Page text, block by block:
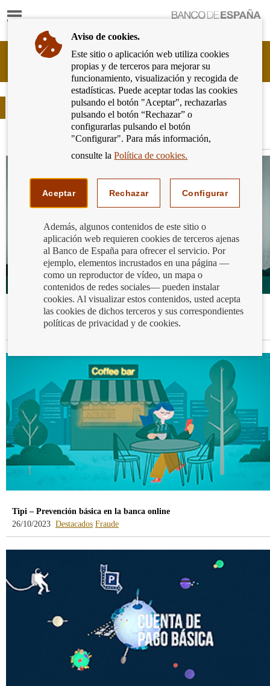
Mostrar
Ir
página
de
inicio
del
Banco
de
España
Cliente
Bancario
Banco
España
Eurosistema,
Tipi y las finanzas inclusivas
26/10/2023Cuentas y depósitos Destacados Hipotecas
Tipi – Prevención básica en la banca online
26/10/2023 Destacados Fraude
Aviso de cookies.
Este sitio o aplicación web utiliza cookies
propias y de terceros para mejorar su
funcionamiento, visualización y recogida de
estadísticas. Puede aceptar todas las cookies
pulsando el botón "Aceptar", rechazarlas
pulsando el botón “Rechazar” o
configurarlas pulsando el botón
"Configurar". Para más información,
consulte laPolítica de cookies.
Aceptar Rechazar Configurar
Además, algunos contenidos de este sitio o
aplicación web requieren cookies de terceros ajenas
al Banco de España para ofrecer el servicio. Por
ejemplo, elementos incrustados en una página —
como un reproductor de vídeo, un mapa o
contenidos de redes sociales— pueden instalar
cookies. Al visualizar estos contenidos, usted acepta
las cookies de dichos terceros y sus correspondientes
políticas de privacidad y de cookies.